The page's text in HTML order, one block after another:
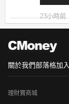
23小時前
關於我們部落格加
理財寶商城